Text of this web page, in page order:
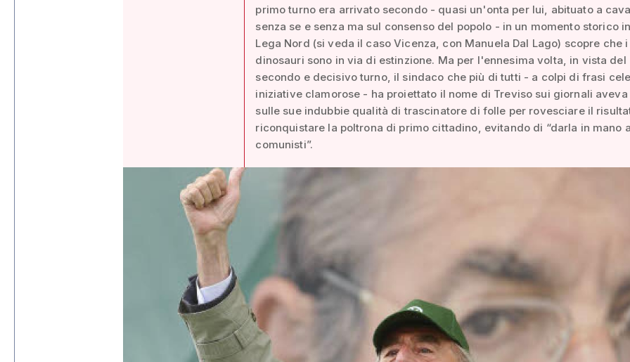
primo turno era arrivato secondo - quasi un'onta per lui, abituato a
senza se e senza ma sul consenso del popolo - in un momento storico
Lega Nord (si veda il caso Vicenza, con Manuela Dal Lago) scopre che
dinosauri sono in via di estinzione. Ma per l'ennesima volta, in vista del
secondo e decisivo turno, il sindaco che più di tutti - a colpi di frasi
iniziative clamorose - ha proiettato il nome di Treviso sui giornali
sulle sue indubbie qualità di trascinatore di folle per rovesciare il
riconquistare la poltrona di primo cittadino, evitando di “darla in mano
comunisti”.